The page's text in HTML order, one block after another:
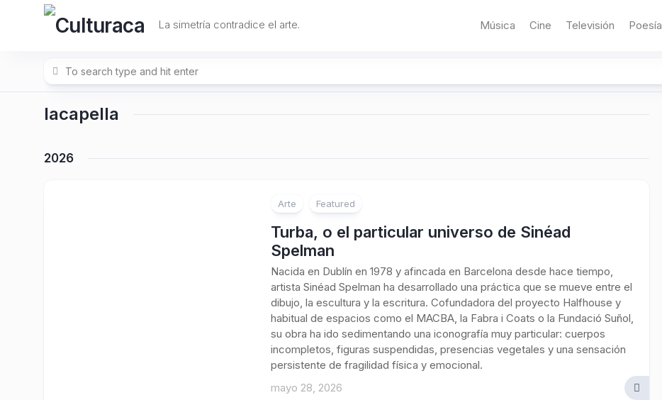
La simetría contradice el arte. Música Cine Televisión Poesía
lacapella
2026
Arte Featured
Turba, o el particular universo de Sinéad
Spelman
Nacida en Dublín en 1978 y afincada en Barcelona desde hace tiempo,
artista Sinéad Spelman ha desarrollado una práctica que se mueve entre el
dibujo, la escultura y la escritura. Cofundadora del proyecto Halfhouse y
habitual de espacios como el MACBA, la Fabra i Coats o la Fundació Suñol,
su obra ha ido sedimentando una iconografía muy particular: cuerpos
incompletos, figuras suspendidas, presencias vegetales y una sensación
persistente de fragilidad física y emocional.
mayo 28, 2026